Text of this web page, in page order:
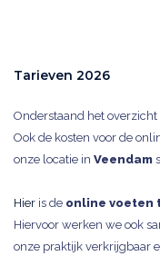
Tarieven 2026
Onderstaand het
Ook de kosten voor de
onze locatie in Veendam
Hier is de online voeten
Hiervoor werken we ook
onze praktijk verkrijgbaar